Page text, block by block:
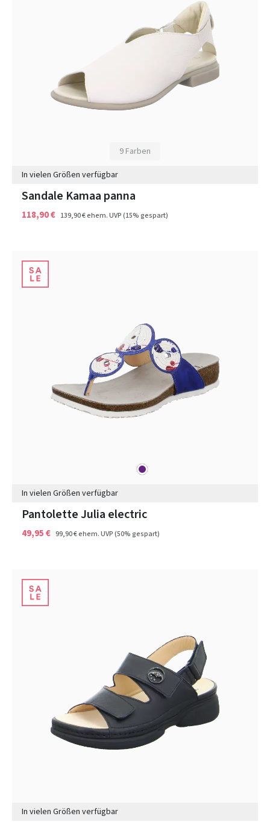
9 Farben
In vielen Größen verfügbar
Sandale Kamaa panna
118,90 € 139,90 €ehem. UVP(15% gespart)
lila
In vielen Größen verfügbar
Pantolette Julia electric
49,95 € 99,90 €ehem. UVP(50% gespart)
In vielen Größen verfügbar